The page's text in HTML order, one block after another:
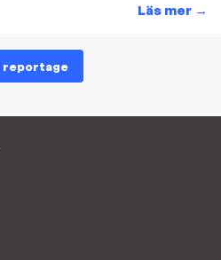
Läs mer →
reportage